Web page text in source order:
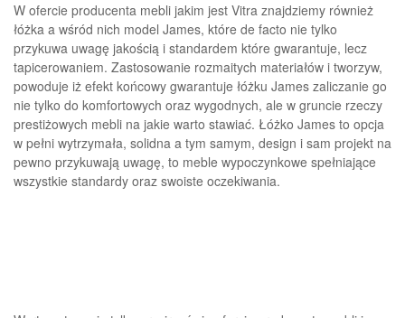
W ofercie producenta mebli jakim jest Vitra znajdziemy również
łóżka a wśród nich model James, które de facto nie tylko
przykuwa uwagę jakością i standardem które gwarantuje, lecz
tapicerowaniem. Zastosowanie rozmaitych materiałów i tworzyw,
powoduje iż efekt końcowy gwarantuje łóżku James zaliczanie go
nie tylko do komfortowych oraz wygodnych, ale w gruncie rzeczy
prestiżowych mebli na jakie warto stawiać. Łóżko James to opcja
w pełni wytrzymała, solidna a tym samym, design i sam projekt na
pewno przykuwają uwagę, to meble wypoczynkowe spełniające
wszystkie standardy oraz swoiste oczekiwania.